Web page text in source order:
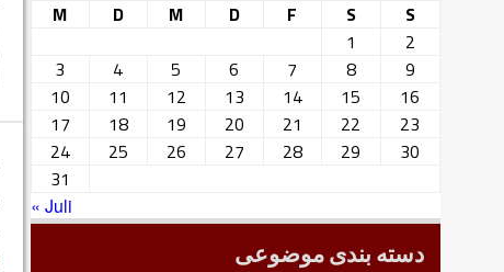
M
D M D F S
S
1
2
3
4 5 6 7 8
9
10
11 12 13 14 15
16
17
18 19 20 21 22
23
24
25 26 27 28 29
30
31
« Juli
دسته بندی موضوعی